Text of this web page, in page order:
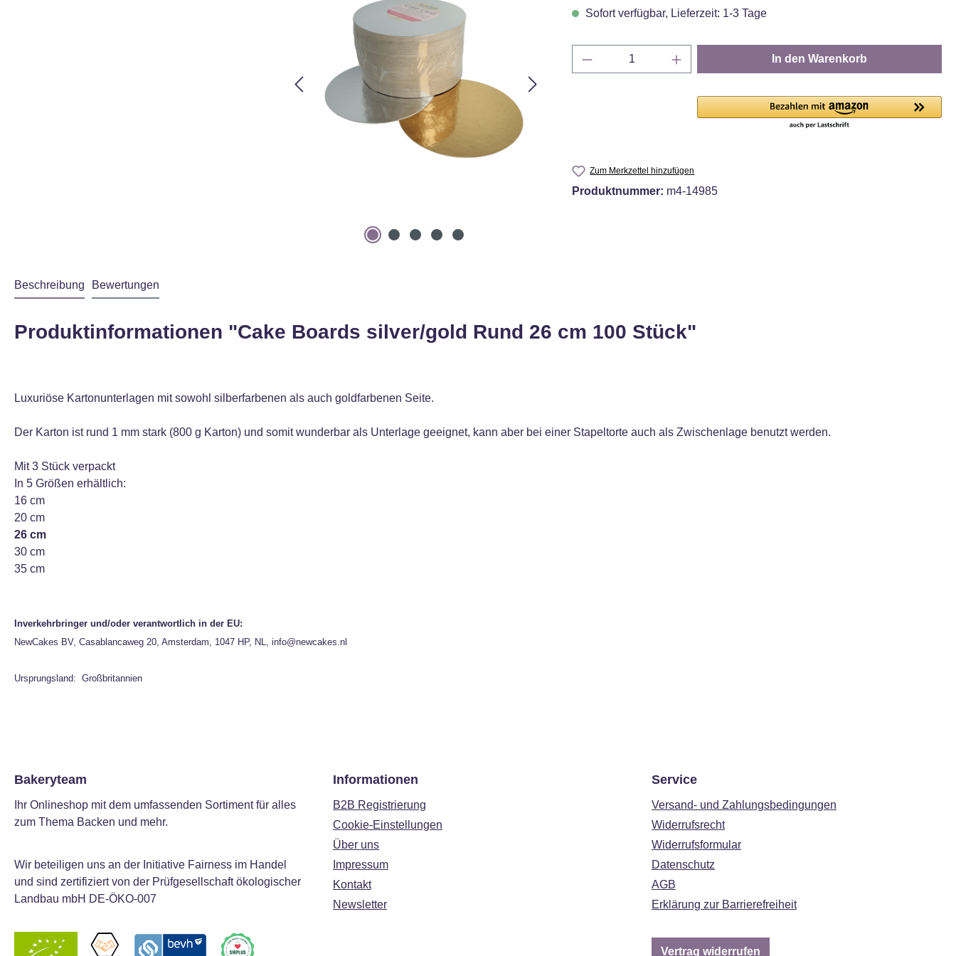
Sofort verfügbar, Lieferzeit: 1-3 Tage
Produkt Anzahl: Gib den gewünschten Wert ein
In den Warenkorb
Zum Merkzettel hinzufügen
Produktnummer: m4-14985
Beschreibung Bewertungen
Produktinformationen "Cake Boards silver/gold Rund 26 cm 100 Stück"
Luxuriöse Kartonunterlagen mit sowohl silberfarbenen als auch goldfarbenen Seite.
Der Karton ist rund 1 mm stark (800 g Karton) und somit wunderbar als Unterlage geeignet, kann aber bei einer Stapeltorte auch als Zwischenlage benutzt werden.
Mit 3 Stück verpackt
In 5 Größen erhältlich:
16 cm
20 cm
26 cm
30 cm
35 cm
Inverkehrbringer und/oder verantwortlich in der EU:
NewCakes BV, Casablancaweg 20, Amsterdam, 1047 HP, NL, info@newcakes.nl
Ursprungsland: Großbritannien
Bakeryteam
Ihr Onlineshop mit dem umfassenden Sortiment für alles
zum Thema Backen und mehr.
Wir beteiligen uns an der Initiative Fairness im Handel
und sind zertifiziert von der Prüfgesellschaft ökologischer
Landbau mbH DE-ÖKO-007
Informationen
B2B Registrierung
Cookie-Einstellungen
Über uns
Impressum
Kontakt
Newsletter
Service
Versand- und Zahlungsbedingungen
Widerrufsrecht
Widerrufsformular
Datenschutz
AGB
Erklärung zur Barrierefreiheit
Vertrag widerrufen